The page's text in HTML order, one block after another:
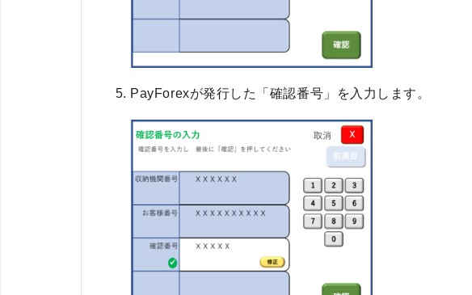
PayForexが発行した「確認番号」を入力します。